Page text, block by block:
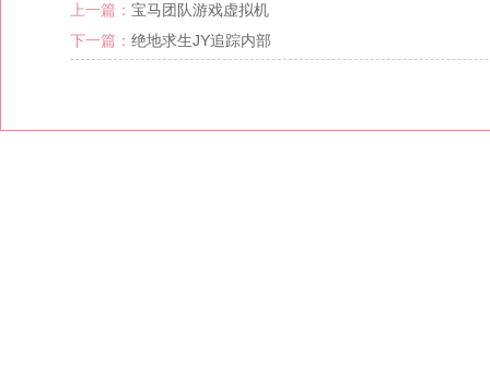
上一篇： 宝马团队游戏虚拟机
下一篇： 绝地求生JY追踪内部